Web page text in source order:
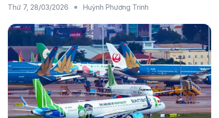
Thứ 7, 28/03/2026 Huỳnh Phương Trinh